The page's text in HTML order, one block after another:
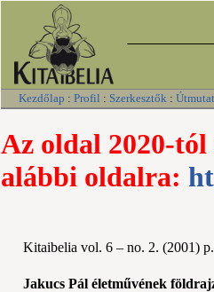
Kezdőlap : Profil : Szerkesztők :
Az oldal 2020-
alábbi oldalra:
Kitaibelia vol. 6 – no. 2. (2001)
Jakucs Pál életművének